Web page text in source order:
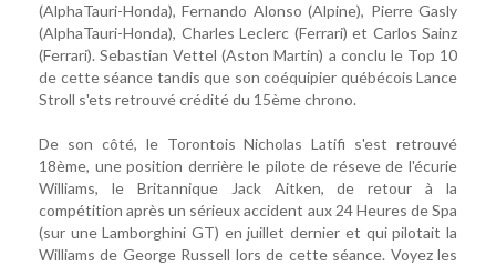
(AlphaTauri-Honda), Fernando Alonso (Alpine), Pierre Gasly
(AlphaTauri-Honda), Charles Leclerc (Ferrari) et Carlos Sainz
(Ferrari). Sebastian Vettel (Aston Martin) a conclu le Top 10
de cette séance tandis que son coéquipier québécois Lance
Stroll s'ets retrouvé crédité du 15ème chrono.
De son côté, le Torontois Nicholas Latifi s'est retrouvé
18ème, une position derrière le pilote de réseve de l'écurie
Williams, le Britannique Jack Aitken, de retour à la
compétition après un sérieux accident aux 24 Heures de Spa
(sur une Lamborghini GT) en juillet dernier et qui pilotait la
Williams de George Russell lors de cette séance. Voyez les